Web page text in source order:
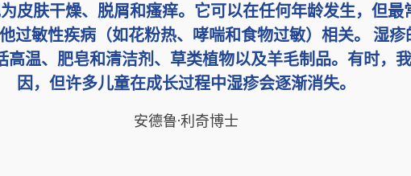
皮肤干燥、脱屑和瘙痒。它可以在任何年龄发生，但最
过敏性疾病（如花粉热、哮喘和食物过敏）相关。 湿
高温、肥皂和清洁剂、草类植物以及羊毛制品。有时，
因，但许多儿童在成长过程中湿疹会逐渐消失。
安德鲁·利奇博士